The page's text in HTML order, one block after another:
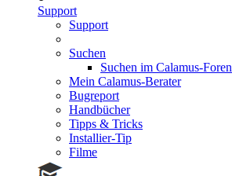
Support
Support
Suchen
Suchen im Calamus-Foren
Mein Calamus-Berater
Bugreport
Handbücher
Tipps & Tricks
Installier-Tip
Filme